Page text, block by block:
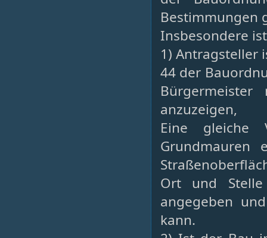
Bestimmungen
Insbesondere
1) Antragsteller
44 der
anzuzeigen,
Eine
Ort und Stelle
angegeben
kann.